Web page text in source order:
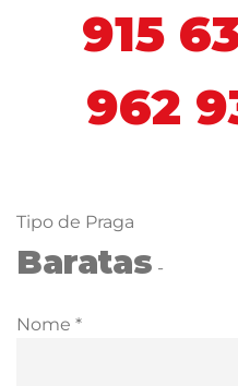
915
962
Tipo de Praga
Baratas -
Nome *